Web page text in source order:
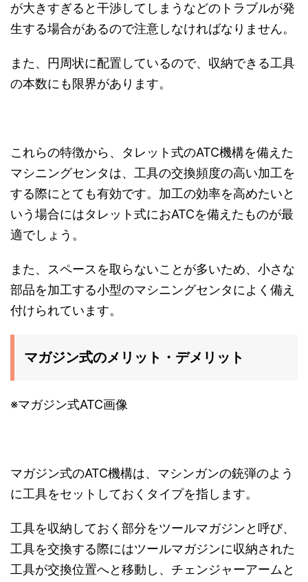
が大きすぎると干渉してしまうなどのトラブルが発
生する場合があるので注意しなければなりません。
また、円周状に配置しているので、収納できる工具
の本数にも限界があります。
これらの特徴から、タレット式のATC機構を備えた
マシニングセンタは、工具の交換頻度の高い加工を
する際にとても有効です。加工の効率を高めたいと
いう場合にはタレット式におATCを備えたものが最
適でしょう。
また、スペースを取らないことが多いため、小さな
部品を加工する小型のマシニングセンタによく備え
付けられています。
マガジン式のメリット・デメリット
※マガジン式ATC画像
マガジン式のATC機構は、マシンガンの銃弾のよう
に工具をセットしておくタイプを指します。
工具を収納しておく部分をツールマガジンと呼び、
工具を交換する際にはツールマガジンに収納された
工具が交換位置へと移動し、チェンジャーアームと